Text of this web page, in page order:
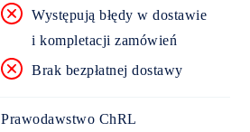
Występują błędy w dostawie
i kompletacji zamówień
Brak bezpłatnej dostawy
Prawodawstwo ChRL